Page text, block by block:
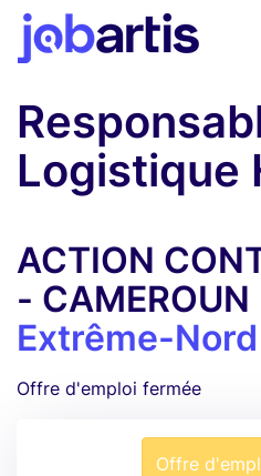
Logistique
ACTION
-
Extrême-Nord
Offre d'emploi fermée
Offre